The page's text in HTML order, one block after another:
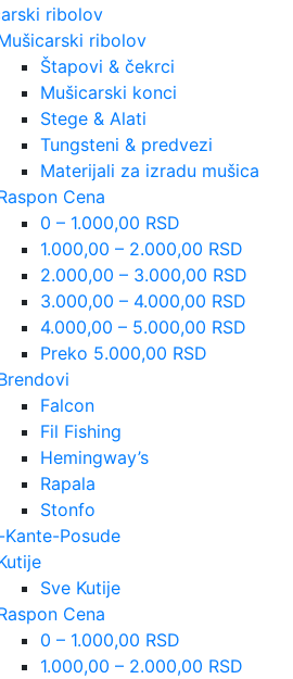
ribolov
ribolov
Štapovi & čekrci
Mušicarski konci
Stege & Alati
Tungsteni & predvezi
Materijali za izradu mušica
Cena
0 – 1.000,00 RSD
1.000,00 – 2.000,00 RSD
2.000,00 – 3.000,00 RSD
3.000,00 – 4.000,00 RSD
4.000,00 – 5.000,00 RSD
Preko 5.000,00 RSD
Falcon
Fil Fishing
Hemingway’s
Rapala
Stonfo
Kante-Posude
Sve Kutije
Cena
0 – 1.000,00 RSD
1.000,00 – 2.000,00 RSD